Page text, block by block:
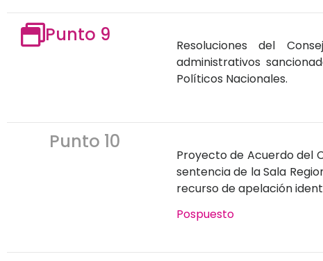
Punto 9
Resoluciones del
administrativos
Políticos Nacionales.
Punto 10
Proyecto de Acuerdo del
sentencia de la Sala
recurso de apelación
Pospuesto